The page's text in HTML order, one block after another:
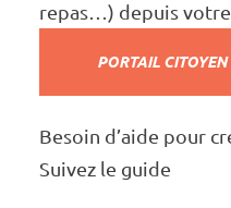
repas…) depuis votre
PORTAIL CITOYEN
Besoin d’aide pour
Suivez le guide